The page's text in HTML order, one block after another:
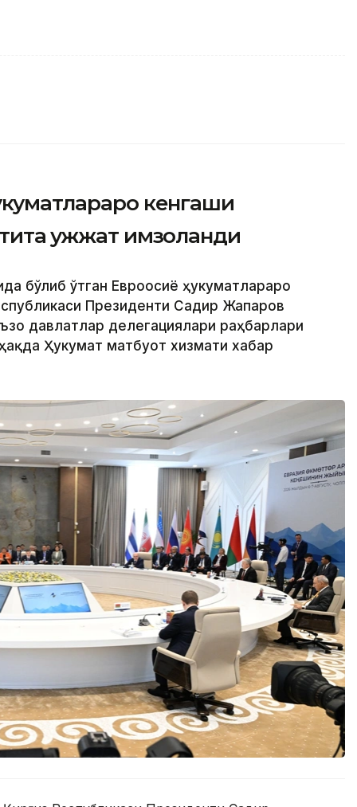
кенгаши
ҳужжат имзоланди
бўлиб ўтган Евроосиё ҳукуматлараро
Президенти Садир Жапаров
давлатлар делегациялари раҳбарлари
Ҳукумат матбуот хизмати хабар